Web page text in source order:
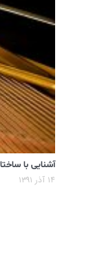
آشنایی با
۱۴ آذر ۱۳۹۱